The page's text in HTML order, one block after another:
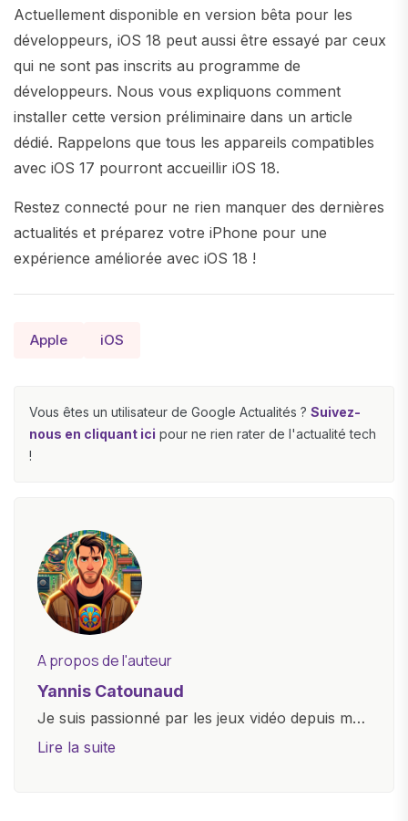
Actuellement disponible en version bêta pour les
développeurs, iOS 18 peut aussi être essayé par ceux
qui ne sont pas inscrits au programme de
développeurs. Nous vous expliquons comment
installer cette version préliminaire dans un article
dédié. Rappelons que tous les appareils compatibles
avec iOS 17 pourront accueillir iOS 18.
Restez connecté pour ne rien manquer des dernières
actualités et préparez votre iPhone pour une
expérience améliorée avec iOS 18 !
Apple iOS
Vous êtes un utilisateur de Google Actualités ? Suivez-
nous en cliquant ici pour ne rien rater de l'actualité tech
!
A propos de l'auteur
Yannis Catounaud
Je suis passionné par les jeux vidéo depuis mon
plus jeune âge. Mon amour pour l'univers
Lire la suite